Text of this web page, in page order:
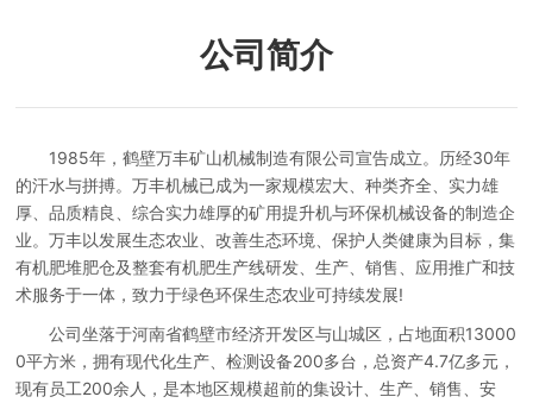
公司简介
1985年，鹤壁万丰矿山机械制造有限公司宣告成立。历经30年
的汗水与拼搏。万丰机械已成为一家规模宏大、种类齐全、实力雄
厚、品质精良、综合实力雄厚的矿用提升机与环保机械设备的制造企
业。万丰以发展生态农业、改善生态环境、保护人类健康为目标，集
有机肥堆肥仓及整套有机肥生产线研发、生产、销售、应用推广和技
术服务于一体，致力于绿色环保生态农业可持续发展!
公司坐落于河南省鹤壁市经济开发区与山城区，占地面积13000
0平方米，拥有现代化生产、检测设备200多台，总资产4.7亿多元，
现有员工200余人，是本地区规模超前的集设计、生产、销售、安